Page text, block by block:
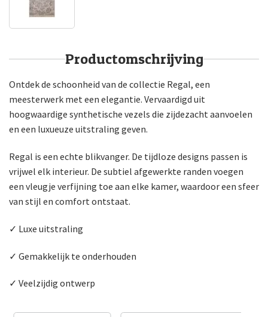
Productomschrijving
Ontdek de schoonheid van de collectie Regal, een
meesterwerk met een elegantie. Vervaardigd uit
hoogwaardige synthetische vezels die zijdezacht aanvoelen
en een luxueuze uitstraling geven.
Regal is een echte blikvanger. De tijdloze designs passen is
vrijwel elk interieur. De subtiel afgewerkte randen voegen
een vleugje verfijning toe aan elke kamer, waardoor een sfeer
van stijl en comfort ontstaat.
✓ Luxe uitstraling
✓ Gemakkelijk te onderhouden
✓ Veelzijdig ontwerp